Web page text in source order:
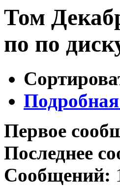
Том
по по
Первое
Последнее
Сообщений: